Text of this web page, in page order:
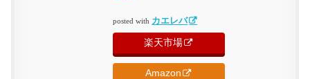
posted with カエレバ
楽天市場
Amazon